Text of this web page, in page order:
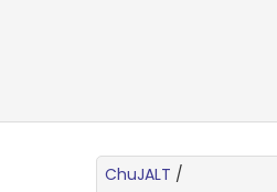
ChuJALT /